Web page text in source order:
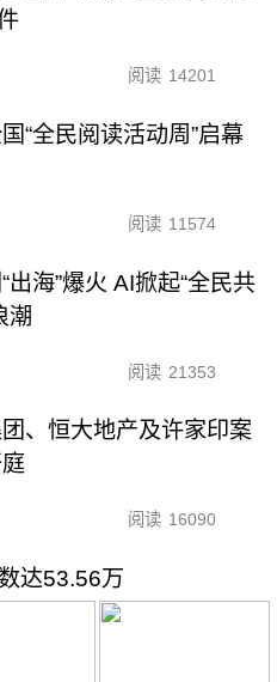
阅读 14201
“全民阅读活动周”启幕
阅读 11574
出海”爆火 AI掀起“全民共
潮
阅读 21353
、恒大地产及许家印案
阅读 16090
达53.56万